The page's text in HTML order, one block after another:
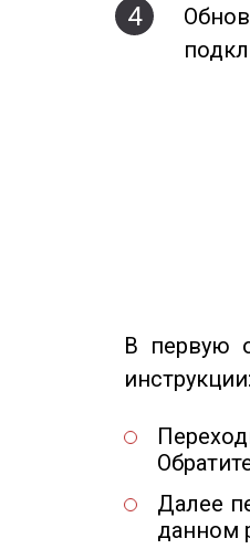
4
В первую
инструкции:
Далее
данном